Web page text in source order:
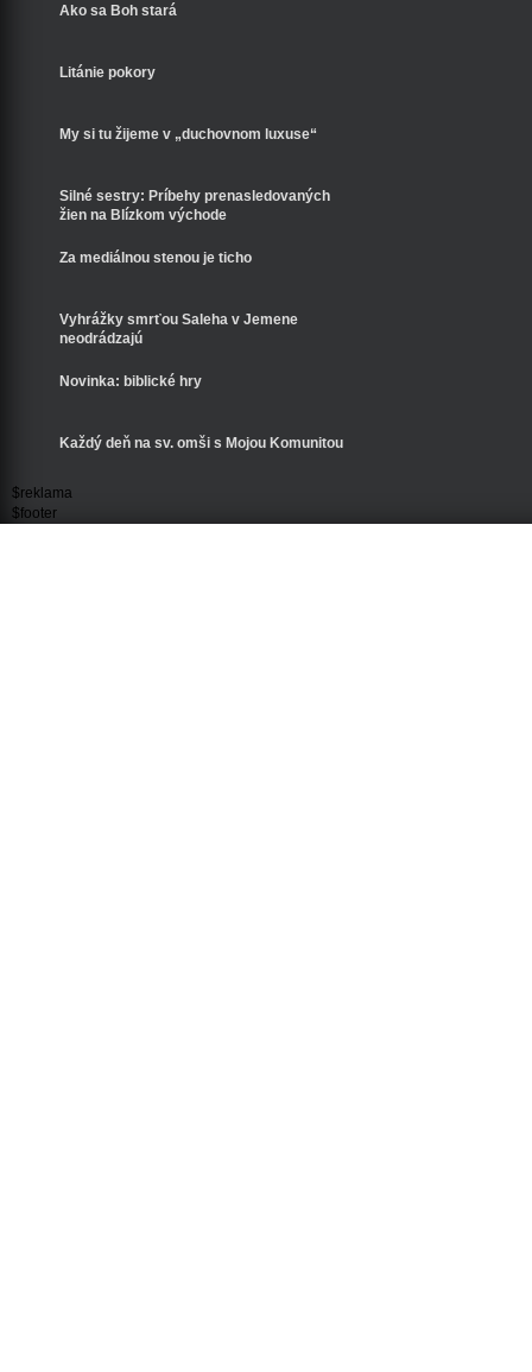
Ako sa Boh stará
Litánie pokory
My si tu žijeme v „duchovnom luxuse“
Silné sestry: Príbehy prenasledovaných
žien na Blízkom východe
Za mediálnou stenou je ticho
Vyhrážky smrťou Saleha v Jemene
neodrádzajú
Novinka: biblické hry
Každý deň na sv. omši s Mojou Komunitou
$reklama
$footer